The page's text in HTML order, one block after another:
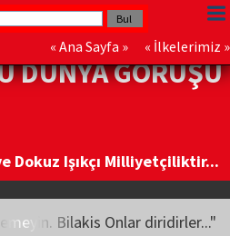
« Ana Sayfa » « İlkelerimiz »
DÜNYA GÖRÜŞÜ
Dokuz Işıkçı Milliyetçiliktir...
Bilakis Onlar diridirler..."